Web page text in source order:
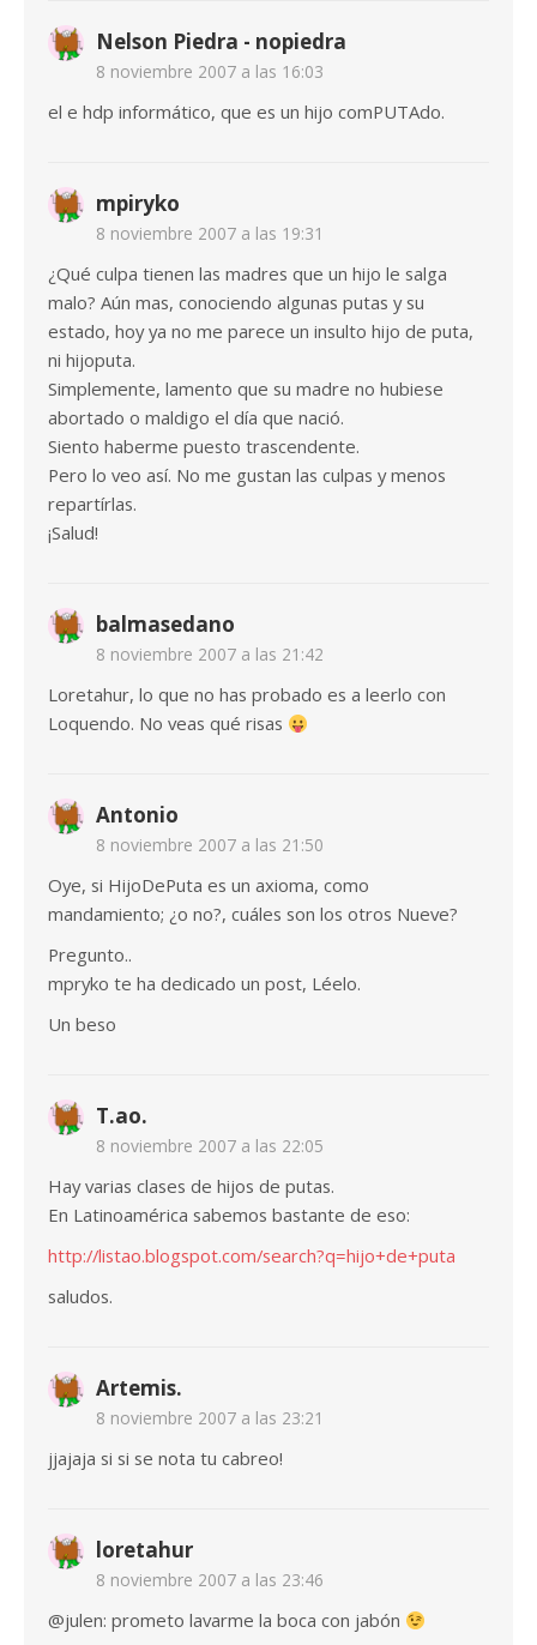
Nelson Piedra - nopiedra
8 noviembre 2007 a las 16:03
el e hdp informático, que es un hijo comPUTAdo.
mpiryko
8 noviembre 2007 a las 19:31
¿Qué culpa tienen las madres que un hijo le salga
malo? Aún mas, conociendo algunas putas y su
estado, hoy ya no me parece un insulto hijo de puta,
ni hijoputa.
Simplemente, lamento que su madre no hubiese
abortado o maldigo el día que nació.
Siento haberme puesto trascendente.
Pero lo veo así. No me gustan las culpas y menos
repartírlas.
¡Salud!
balmasedano
8 noviembre 2007 a las 21:42
Loretahur, lo que no has probado es a leerlo con
Loquendo. No veas qué risas
Antonio
8 noviembre 2007 a las 21:50
Oye, si HijoDePuta es un axioma, como
mandamiento; ¿o no?, cuáles son los otros Nueve?
Pregunto..
mpryko te ha dedicado un post, Léelo.
Un beso
T.ao.
8 noviembre 2007 a las 22:05
Hay varias clases de hijos de putas.
En Latinoamérica sabemos bastante de eso:
http://listao.blogspot.com/search?q=hijo+de+puta
saludos.
Artemis.
8 noviembre 2007 a las 23:21
jjajaja si si se nota tu cabreo!
loretahur
8 noviembre 2007 a las 23:46
@julen: prometo lavarme la boca con jabón